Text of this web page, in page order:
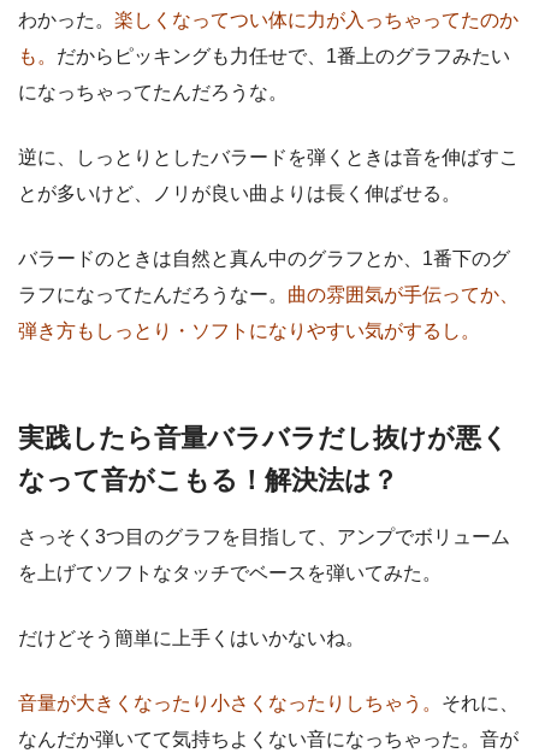
わかった。 楽しくなってつい体に力が入っちゃってたのか
も。 だからピッキングも力任せで、1番上のグラフみたい
になっちゃってたんだろうな。
逆に、しっとりとしたバラードを弾くときは音を伸ばすこ
とが多いけど、ノリが良い曲よりは長く伸ばせる。
バラードのときは自然と真ん中のグラフとか、1番下のグ
ラフになってたんだろうなー。 曲の雰囲気が手伝ってか、
弾き方もしっとり・ソフトになりやすい気がするし。
実践したら音量バラバラだし抜けが悪く
なって音がこもる！解決法は？
さっそく3つ目のグラフを目指して、アンプでボリューム
を上げてソフトなタッチでベースを弾いてみた。
だけどそう簡単に上手くはいかないね。
音量が大きくなったり小さくなったりしちゃう。 それに、
なんだか弾いてて気持ちよくない音になっちゃった。音が